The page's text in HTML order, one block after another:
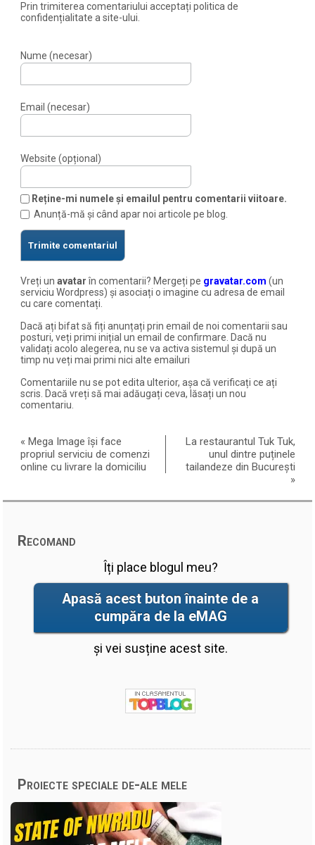
Prin trimiterea comentariului acceptați politica de
confidențialitate a site-ului.
Nume (necesar)
Email (necesar)
Website (opțional)
Reține-mi numele și emailul pentru comentarii viitoare.
Anunță-mă și când apar noi articole pe blog.
Vreți unavatarîn comentarii? Mergeți pe gravatar.com (un
serviciu Wordpress) și asociați o imagine cu adresa de email
cu care comentați.
Dacă ați bifat să fiți anunțați prin email de noi comentarii sau
posturi, veți primi inițial un email de confirmare. Dacă nu
validați acolo alegerea, nu se va activa sistemul și după un
timp nu veți mai primi nici alte emailuri
Comentariile nu se pot edita ulterior, așa că verificați ce ați
scris. Dacă vreți să mai adăugați ceva, lăsați un nou
comentariu.
«Mega Image își face
propriul serviciu de comenzi
online cu livrare la domiciliu
La restaurantul Tuk Tuk,
unul dintre puținele
tailandeze din București
»
Recomand
Îți place blogul meu?
Apasă acest buton înainte de a
cumpăra de la eMAG
și vei susține acest site.
Proiecte speciale de-ale mele